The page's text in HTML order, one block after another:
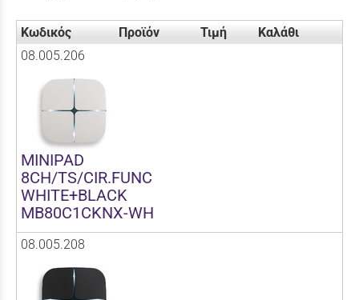
Κωδικός Προϊόν Τιμή
Καλάθι
08.005.206
MINIPAD
8CH/TS/CIR.FUNC
WHITE+BLACK
MB80C1CKNX-WH
08.005.208